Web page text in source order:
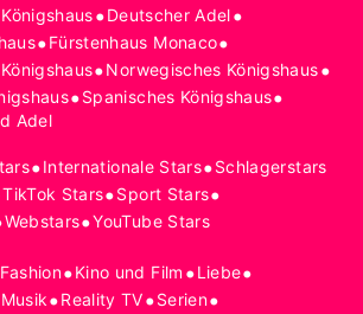
•Deutscher Adel•
•Fürstenhaus Monaco•
•Norwegisches Königshaus•
•Spanisches Königshaus•
Adel
•Internationale Stars•Schlagerstars
TikTok Stars•Sport Stars•
Webstars•YouTube Stars
Fashion•Kino und Film •Liebe•
Musik•Reality TV•Serien•